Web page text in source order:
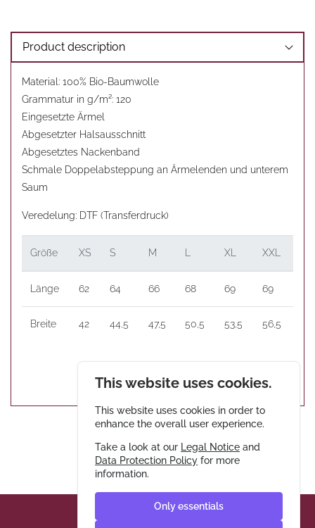
Product description
Material: 100% Bio-Baumwolle
Grammatur in g/m²: 120
Eingesetzte Ärmel
Abgesetzter Halsausschnitt
Abgesetztes Nackenband
Schmale Doppelabsteppung an Ärmelenden und unterem
Saum
Veredelung: DTF (Transferdruck)
Größe XS S M L XL XXL
Länge 62 64 66 68 69 69
Breite 42 44,5 47,5 50,5 53,5 56,5
This website uses cookies.
This website uses cookies in order to
enhance the overall user experience.
Take a look at our Legal Notice and
Data Protection Policy for more
information.
Only essentials